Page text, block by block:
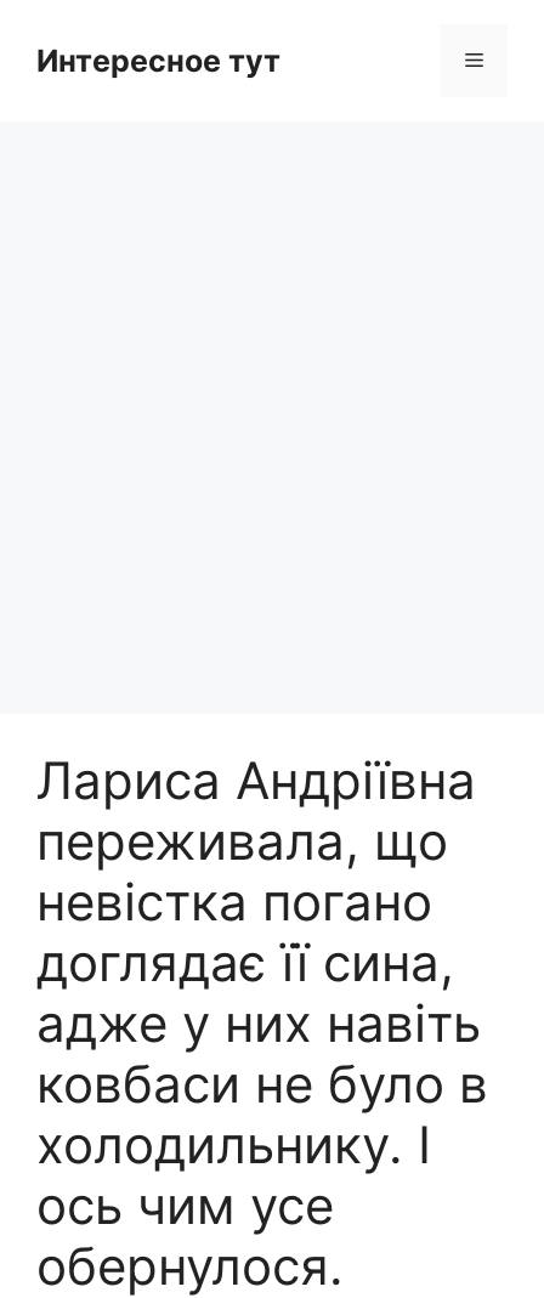
contentИнтересное тут Menu
Лариса Андріївна
переживала, що
невістка погано
доглядає її сина,
адже у них навіть
ковбаси не було в
холодильнику. І
ось чим усе
обернулося.